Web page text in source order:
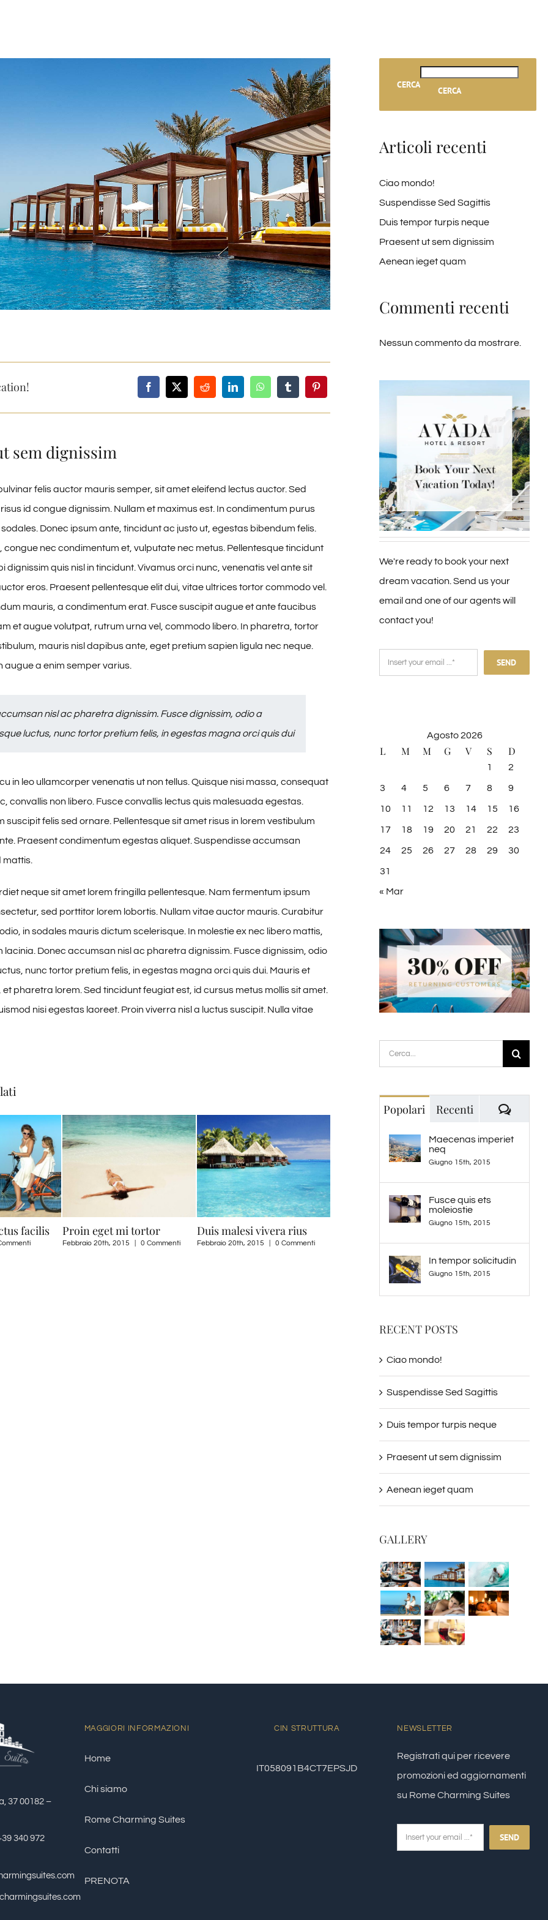
sem dignissim
felis auctor mauris semper, sit amet eleifend lectus auctor. Sed
id congue dignissim. Nullam et maximus est. In condimentum purus
Donec ipsum ante, tincidunt ac justo ut, egestas bibendum felis.
congue nec condimentum et, vulputate nec metus. Pellentesque tincidunt
dignissim quis nisl in tincidunt. Vivamus orci nunc, venenatis vel ante sit
eros. Praesent pellentesque elit dui, vitae ultrices tortor commodo vel.
mauris, a condimentum erat. Fusce suscipit augue et ante faucibus
et augue volutpat, rutrum urna vel, commodo libero. In pharetra, tortor
mauris nisl dapibus ante, eget pretium sapien ligula nec neque.
augue a enim semper varius.
nisl ac pharetra dignissim. Fusce dignissim, odio a
luctus, nunc tortor pretium felis, in egestas magna orci quis dui
in leo ullamcorper venenatis ut non tellus. Quisque nisi massa, consequat
convallis non libero. Fusce convallis lectus quis malesuada egestas.
suscipit felis sed ornare. Pellentesque sit amet risus in lorem vestibulum
Praesent condimentum egestas aliquet. Suspendisse accumsan
mattis.
neque sit amet lorem fringilla pellentesque. Nam fermentum ipsum
sed porttitor lorem lobortis. Nullam vitae auctor mauris. Curabitur
in sodales mauris dictum scelerisque. In molestie ex nec libero mattis,
lacinia. Donec accumsan nisl ac pharetra dignissim. Fusce dignissim, odio
nunc tortor pretium felis, in egestas magna orci quis dui. Mauris et
pharetra lorem. Sed tincidunt feugiat est, id cursus metus mollis sit amet.
nisi egestas laoreet. Proin viverra nisl a luctus suscipit. Nulla vitae
facilis Proin eget mi tortor
Febbraio 20th, 2015 0 Commenti
Duis malesi vivera rius
Febbraio 20th, 2015 0 Commenti
Nullam non augue eget
Febbraio 20th, 2015 | 0 Commenti
Sed ut
Maggio 21st, 2015
CERCA
CERCA
Articoli recenti
Ciao mondo!
Suspendisse Sed Sagittis
Duis tempor turpis neque
Praesent ut sem dignissim
Aenean ieget quam
Commenti recenti
Nessun commento da mostrare.
We're ready to book your next
dream vacation. Send us your
email and one of our agents will
contact you!
SEND
Agosto 2026
L M M G V S D
1 2
3 4 5 6 7 8 9
10 11 12 13 14 15 16
17 18 19 20 21 22 23
24 25 26 27 28 29 30
31
« Mar
Cerca
per:
Popolari Recenti
Maecenas imperiet
neq
Giugno 15th, 2015
Fusce quis ets
moleiostie
Giugno 15th, 2015
In tempor solicitudin
Giugno 15th, 2015
RECENT POSTS
Ciao mondo!
Suspendisse Sed Sagittis
Duis tempor turpis neque
Praesent ut sem dignissim
Aenean ieget quam
GALLERY
37 00182 –
340 972
MAGGIORI INFORMAZIONI
Home
Chi siamo
Rome Charming Suites
Contatti
PRENOTA
CIN STRUTTURA
IT058091B4CT7EPSJD
NEWSLETTER
Registrati qui per ricevere
promozioni ed aggiornamenti
su Rome Charming Suites
SEND